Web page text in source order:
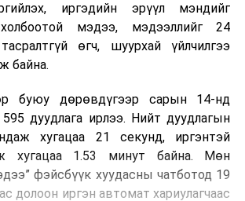
иргэдийн эрүүл мэндийг
холбоотой мэдээ, мэдээллийг 24
өгч, шуурхай үйлчилгээ
байна.
буюу дөрөвдүгээр сарын 14-нд
дуудлага ирлээ. Нийт дуудлагын
хугацаа 21 секунд, иргэнтэй
хугацаа 1.53 минут байна. Мөн
фэйсбүүк хуудасны чатботод 19
долоон иргэн автомат хариулагчаас